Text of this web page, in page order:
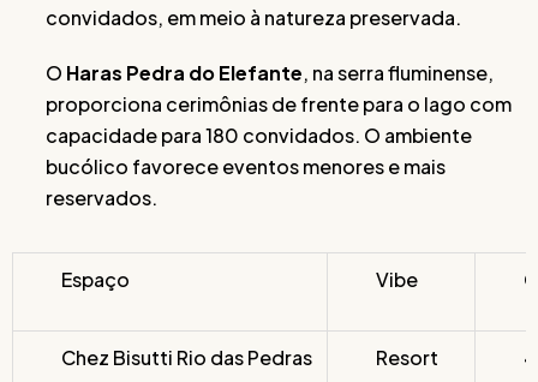
convidados, em meio à natureza preservada.
O Haras Pedra do Elefante, na serra fluminense,
proporciona cerimônias de frente para o lago com
capacidade para 180 convidados. O ambiente
bucólico favorece eventos menores e mais
reservados.
Espaço Vibe
Chez Bisutti Rio das Pedras Resort